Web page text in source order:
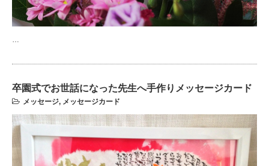
…
卒園式でお世話になった先生へ手作りメッセージカード
メッセージ, メッセージカード